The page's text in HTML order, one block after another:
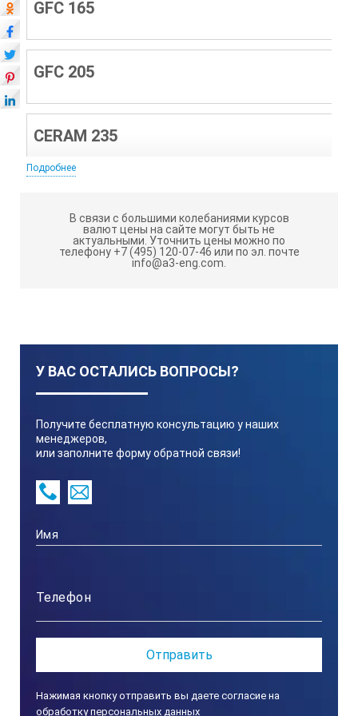
GFC 165
GFC 205
CERAM 235
CERAM 35
50 -160
50-160
70 - 200
70 - 235
140-300
Подробнее
В связи с большими колебаниями курсов
валют цены на сайте могут быть не
актуальными. Уточнить цены можно по
телефону +7 (495) 120-07-46 или по эл. почте
info@a3-eng.com.
У ВАС ОСТАЛИСЬ ВОПРОСЫ?
Получите бесплатную консультацию у наших
менеджеров,
или заполните форму обратной связи!
Нажимая кнопку отправить вы даете согласие на
обработку персональных данных